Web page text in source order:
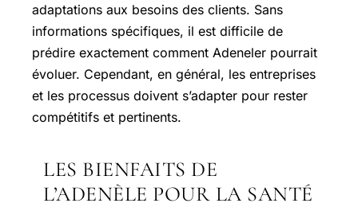
adaptations aux besoins des clients. Sans
informations spécifiques, il est difficile de
prédire exactement comment Adeneler pourrait
évoluer. Cependant, en général, les entreprises
et les processus doivent s’adapter pour rester
compétitifs et pertinents.
LES BIENFAITS DE
L’ADENÈLE POUR LA SANTÉ